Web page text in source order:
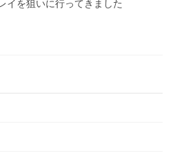
イを狙いに行ってきました